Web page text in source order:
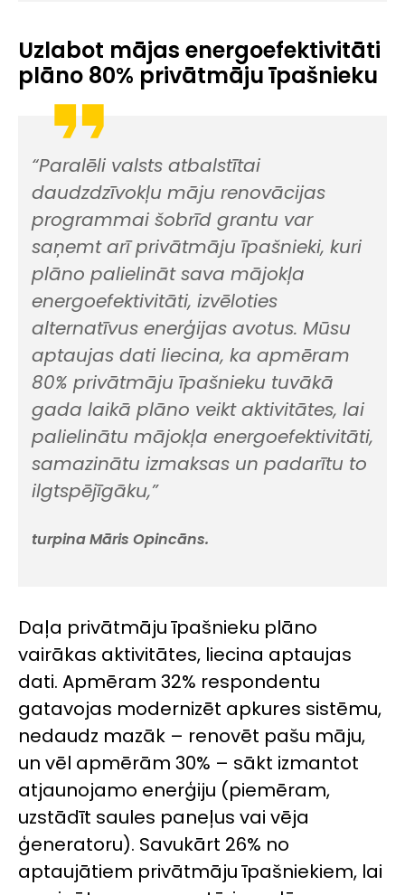
Uzlabot mājas energoefektivitāti
plāno 80% privātmāju īpašnieku
“Paralēli valsts atbalstītai
daudzdzīvokļu māju renovācijas
programmai šobrīd grantu var
saņemt arī privātmāju īpašnieki, kuri
plāno palielināt sava mājokļa
energoefektivitāti, izvēloties
alternatīvus enerģijas avotus. Mūsu
aptaujas dati liecina, ka apmēram
80% privātmāju īpašnieku tuvākā
gada laikā plāno veikt aktivitātes, lai
palielinātu mājokļa energoefektivitāti,
samazinātu izmaksas un padarītu to
ilgtspējīgāku,”
turpina Māris Opincāns.
Daļa privātmāju īpašnieku plāno
vairākas aktivitātes, liecina aptaujas
dati. Apmēram 32% respondentu
gatavojas modernizēt apkures sistēmu,
nedaudz mazāk – renovēt pašu māju,
un vēl apmērām 30% – sākt izmantot
atjaunojamo enerģiju (piemēram,
uzstādīt saules paneļus vai vēja
ģeneratoru). Savukārt 26% no
aptaujātiem privātmāju īpašniekiem, lai